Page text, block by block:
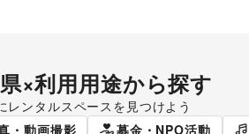
×利用用途から探す
レンタルスペースを見つけよう
アップストア 食品販売
・動画撮影 募金・NPO活動